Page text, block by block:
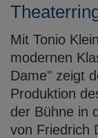
Mit Tonio
modernen
Dame" zeigt
Produktion
der Bühne in
von Friedrich